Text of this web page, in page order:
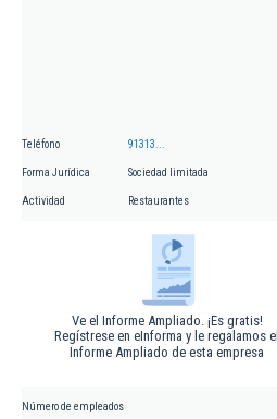
Teléfono 91313...
Forma Jurídica Sociedad limitada
Actividad Restaurantes
Ve el Informe Ampliado. ¡Es gratis!
Regístrese en eInforma y le regalamos el
Informe Ampliado de esta empresa
Número de empleados